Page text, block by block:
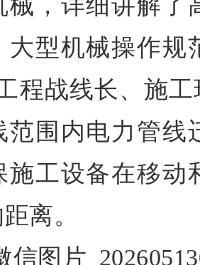
械，详细讲解了
大型机械操作规
程战线长、施
范围内电力管线
施工设备在移动
离。